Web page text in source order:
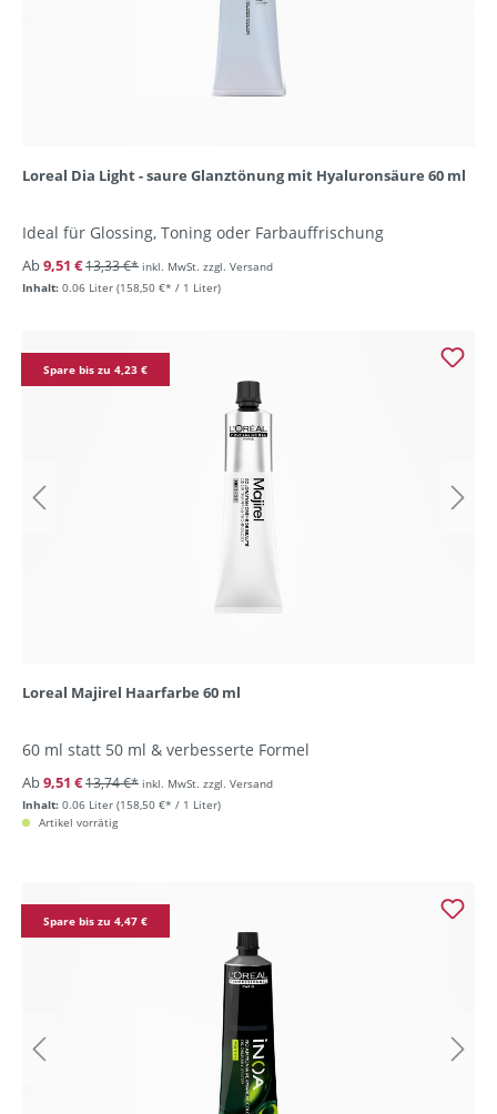
Loreal Dia Light - saure Glanztönung mit Hyaluronsäure 60 ml
Ideal für Glossing, Toning oder Farbauffrischung
Inhalt: 0.06 Liter (158,50 €* / 1 Liter)
Ab9,51 €13,33 €* inkl. MwSt. zzgl. Versand
Spare bis zu 4,23 €
Loreal Majirel Haarfarbe 60 ml
60 ml statt 50 ml & verbesserte Formel
Inhalt: 0.06 Liter (158,50 €* / 1 Liter)
Ab9,51 €13,74 €* inkl. MwSt. zzgl. Versand
Artikel vorrätig
Spare bis zu 4,47 €